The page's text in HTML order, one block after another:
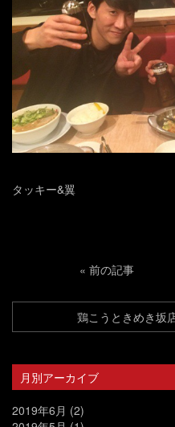
タッキー&翼
« 前の記事
鶏こうときめき坂
月別アーカイブ
2019年6月 (2)